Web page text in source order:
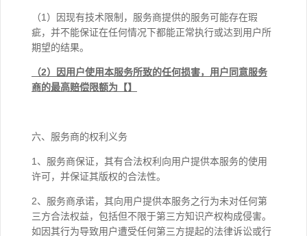
（1）因现有技术限制，服务商提供的服务可能存在瑕
疵，并不能保证在任何情况下都能正常执行或达到用户所
期望的结果。
（2）因用户使用本服务所致的任何损害，用户同意服务
商的最高赔偿限额为【】
六、服务商的权利义务
1、服务商保证，其有合法权利向用户提供本服务的使用
许可，并保证其版权的合法性。
2、服务商承诺，其向用户提供本服务之行为未对任何第
三方合法权益，包括但不限于第三方知识产权构成侵害。
如因其行为导致用户遭受任何第三方提起的法律诉讼或行